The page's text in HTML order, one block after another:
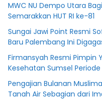
MWC NU Dempo Utara
Semarakkan HUT RI ke-81
Sungai Jawi Point Resmi
Baru Palembang Ini
Firmansyah Resmi Pimpin
Kesehatan Sumsel
Pengajian Bulanan
Tanah Air Sebagian dari